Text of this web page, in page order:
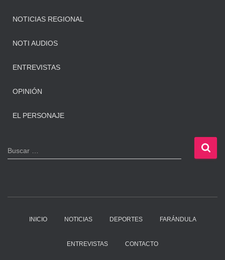
NOTICIAS REGIONAL
NOTI AUDIOS
ENTREVISTAS
OPINIÓN
EL PERSONAJE
B
u
Buscar …
INICIO NOTICIAS DEPORTES FARÁNDULA
ENTREVISTAS CONTACTO